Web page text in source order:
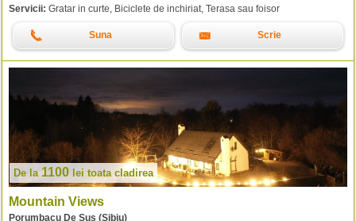
Servicii: Gratar in curte, Biciclete de inchiriat, Terasa sau foisor
Suna Scrie
De la 1100 lei toata cladirea
Mountain Views
Porumbacu De Sus (Sibiu)